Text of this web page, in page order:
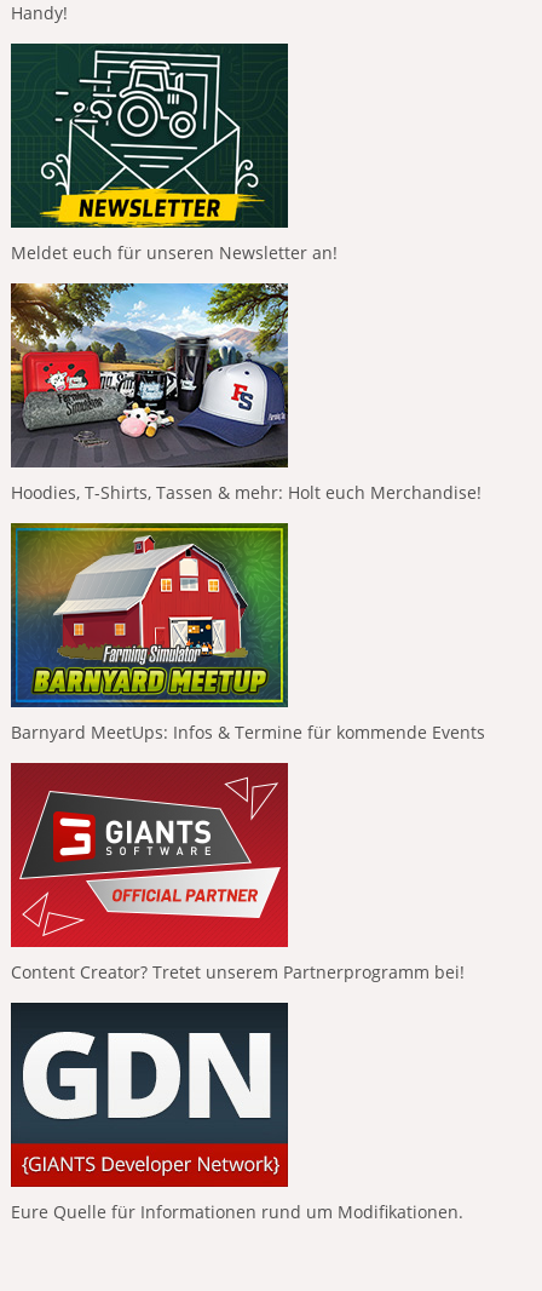
Handy!
Meldet euch für unseren Newsletter an!
Hoodies, T-Shirts, Tassen & mehr: Holt euch Merchandise!
Barnyard MeetUps: Infos & Termine für kommende Events
Content Creator? Tretet unserem Partnerprogramm bei!
Eure Quelle für Informationen rund um Modifikationen.